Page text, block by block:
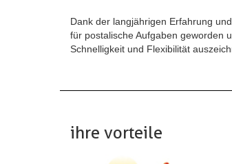
Dank der langjährigen Erfahrung
für postalische Aufgaben geworden
Schnelligkeit und Flexibilität
ihre vorteile